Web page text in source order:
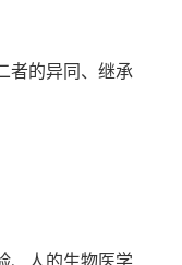
者的异同、继承